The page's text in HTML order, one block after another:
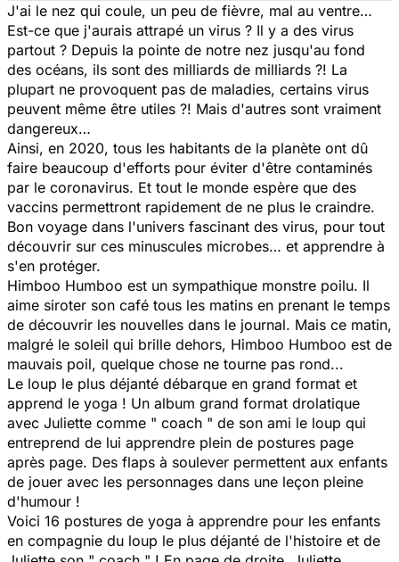
J'ai le nez qui coule, un peu de fièvre, mal au ventre…
Est-ce que j'aurais attrapé un virus ? Il y a des virus
partout ? Depuis la pointe de notre nez jusqu'au fond
des océans, ils sont des milliards de milliards ?! La
plupart ne provoquent pas de maladies, certains virus
peuvent même être utiles ?! Mais d'autres sont vraiment
dangereux…
Ainsi, en 2020, tous les habitants de la planète ont dû
faire beaucoup d'efforts pour éviter d'être contaminés
par le coronavirus. Et tout le monde espère que des
vaccins permettront rapidement de ne plus le craindre.
Bon voyage dans l'univers fascinant des virus, pour tout
découvrir sur ces minuscules microbes… et apprendre à
s'en protéger.
Himboo Humboo est un sympathique monstre poilu. Il
aime siroter son café tous les matins en prenant le temps
de découvrir les nouvelles dans le journal. Mais ce matin,
malgré le soleil qui brille dehors, Himboo Humboo est de
mauvais poil, quelque chose ne tourne pas rond...
Le loup le plus déjanté débarque en grand format et
apprend le yoga ! Un album grand format drolatique
avec Juliette comme " coach " de son ami le loup qui
entreprend de lui apprendre plein de postures page
après page. Des flaps à soulever permettent aux enfants
de jouer avec les personnages dans une leçon pleine
d'humour !
Voici 16 postures de yoga à apprendre pour les enfants
en compagnie du loup le plus déjanté de l'histoire et de